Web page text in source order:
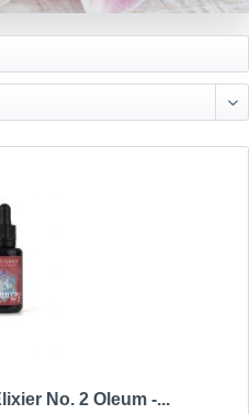
No. 2 Oleum -...